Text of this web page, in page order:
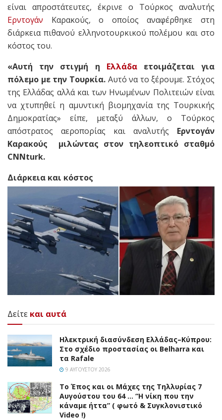
είναι απροστάτευτες, έκρινε ο Τούρκος αναλυτής
Ερντογάν Καρακούς, ο οποίος αναφέρθηκε στη
διάρκεια πιθανού ελληνοτουρκικού πολέμου και στο
κόστος του.
«Αυτή την στιγμή η Ελλάδαετοιμάζεται για
πόλεμο με την Τουρκία.Αυτό να το ξέρουμε. Στόχος
της Ελλάδας αλλά και των Ηνωμένων Πολιτειών είναι
να χτυπηθεί η αμυντική βιομηχανία της Τουρκικής
Δημοκρατίας» είπε, μεταξύ άλλων, ο Τούρκος
απόστρατος αεροπορίας και αναλυτής Ερντογάν
Καρακούς μιλώντας στον τηλεοπτικό σταθμό
CNNturk.
Διάρκεια και κόστος
Δείτε και αυτά
Ηλεκτρική διασύνδεση Ελλάδας–Κύπρου:
Στο σχέδιο προστασίας οι Belharra και
τα Rafale
9 ΑΥΓΟΎΣΤΟΥ 2026
Το Έπος και οι Μάχες της Τηλλυρίας 7
Αυγούστου του 64 … “Η νίκη που την
κάναμε ήττα” ( φωτό & Συγκλονιστικό
Video !)